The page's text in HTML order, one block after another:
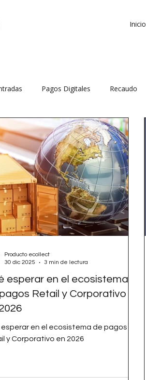
Inicio
Pagos Digitales Recaudo
transaccional Aumenta tus ventas
esperar en el ecosistema
Retail y Corporativo
en el ecosistema de pagos
y Corporativo en 2026
Producto ecollect
30 dic 2025
3 min de lectura